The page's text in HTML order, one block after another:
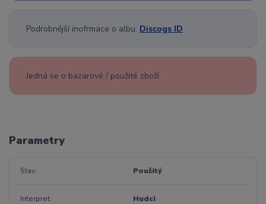
Podrobnější inofrmace o albu: Discogs ID
Jedná se o bazarové / použité zboží
Parametry
Stav Použitý
Interpret Hudci